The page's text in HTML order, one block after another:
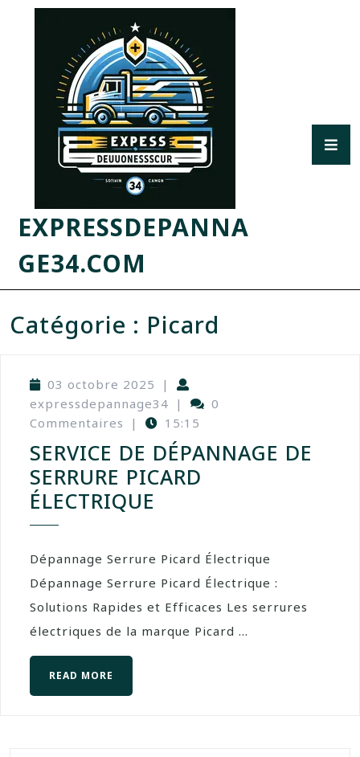
EXPRESSDEPANNA
GE34.COM
Catégorie : Picard
03 octobre 2025
|
expressdepannage34 |
0
Commentaires
| 15:15
SERVICE DE DÉPANNAGE DE
SERRURE PICARD
ÉLECTRIQUE
Dépannage Serrure Picard Électrique
Dépannage Serrure Picard Électrique :
Solutions Rapides et Efficaces Les serrures
électriques de la marque Picard ...
READ MORE